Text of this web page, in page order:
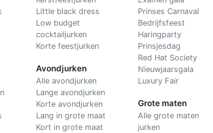
Little black dress
Low budget
cocktailjurken
Korte feestjurken
Avondjurken
Alle avondjurken
Lange avondjurken
Korte avondjurken
Lang in grote maat
Kort in grote maat
Prinses Carnaval
Bedrijfsfeest
Haringparty
Prinsjesdag
Red Hat Society
Nieuwjaarsgala
Luxury Fair
Grote maten
Alle grote maten
jurken